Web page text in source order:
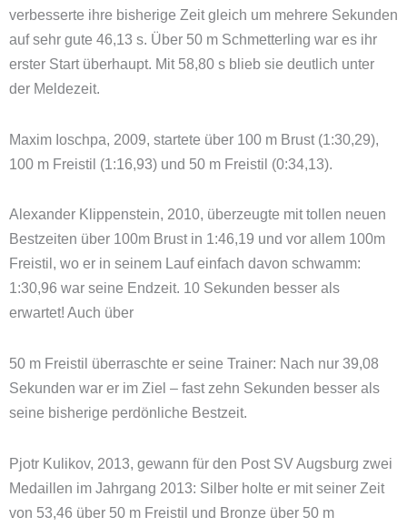
verbesserte ihre bisherige Zeit gleich um mehrere Sekunden
auf sehr gute 46,13 s. Über 50 m Schmetterling war es ihr
erster Start überhaupt. Mit 58,80 s blieb sie deutlich unter
der Meldezeit.
Maxim Ioschpa, 2009, startete über 100 m Brust (1:30,29),
100 m Freistil (1:16,93) und 50 m Freistil (0:34,13).
Alexander Klippenstein, 2010, überzeugte mit tollen neuen
Bestzeiten über 100m Brust in 1:46,19 und vor allem 100m
Freistil, wo er in seinem Lauf einfach davon schwamm:
1:30,96 war seine Endzeit. 10 Sekunden besser als
erwartet! Auch über
50 m Freistil überraschte er seine Trainer: Nach nur 39,08
Sekunden war er im Ziel – fast zehn Sekunden besser als
seine bisherige perdönliche Bestzeit.
Pjotr Kulikov, 2013, gewann für den Post SV Augsburg zwei
Medaillen im Jahrgang 2013: Silber holte er mit seiner Zeit
von 53,46 über 50 m Freistil und Bronze über 50 m